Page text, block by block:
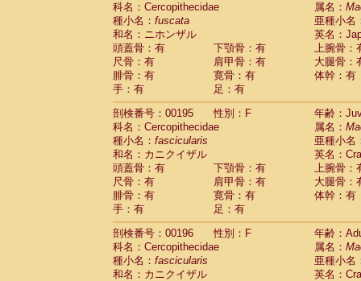
科名：Cercopithecidae
属名：
種小名： fuscata
亜種小名
和名：ニホンザル
英名：
頭蓋骨：有
下顎骨：有
上腕骨：
尺骨：有
肩甲骨：有
大腿骨：
腓骨：有
寛骨：有
体幹：有
手：有
足：有
剖検番号：00195
性別：F
年齢：
科名：Cercopithecidae
属名：
種小名： fascicularis
亜種小名
和名：カニクイザル
英名：
頭蓋骨：有
下顎骨：有
上腕骨：
尺骨：有
肩甲骨：有
大腿骨：
腓骨：有
寛骨：有
体幹：有
手：有
足：有
剖検番号：00196
性別：F
年齢：
科名：Cercopithecidae
属名：
種小名： fascicularis
亜種小名
和名：カニクイザル
英名：